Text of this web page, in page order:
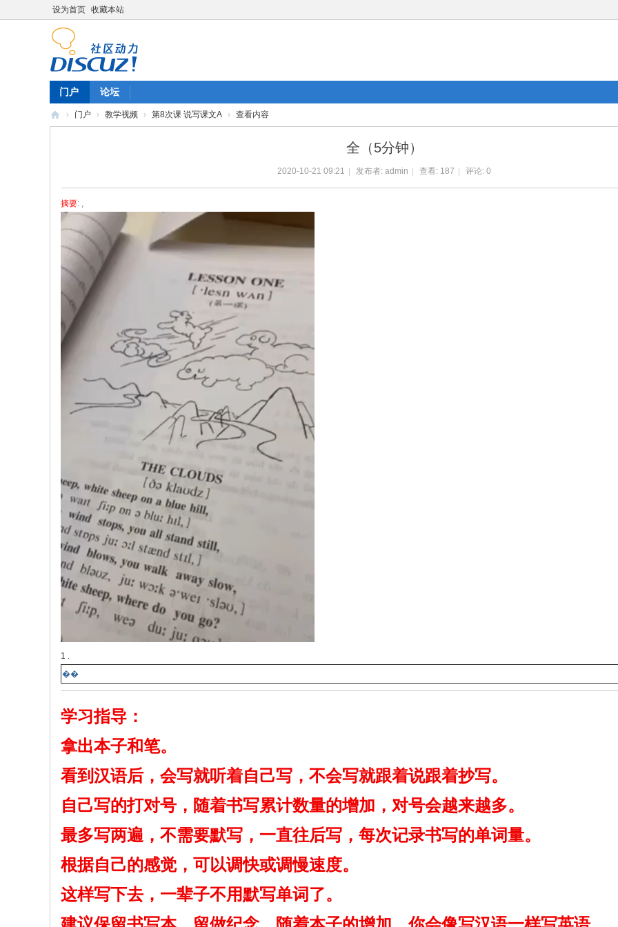
设为首页 收藏本站
门户 论坛
› 门户 › 教学视频 › 第8次课 说写课文A › 查看内容
全（5分钟）
2020-10-21 09:21 发布者: admin 查看: 187 评论: 0
摘要: ,
1 .
��
学习指导：
拿出本子和笔。
看到汉语后，会写就听着自己写，不会写就跟着说跟着抄写。
自己写的打对号，随着书写累计数量的增加，对号会越来越多。
最多写两遍，不需要默写，一直往后写， 每次记录书写的单词量。
根据自己的感觉，可以调快或调慢速度。
这样写下去，一辈子不用默写单词了。